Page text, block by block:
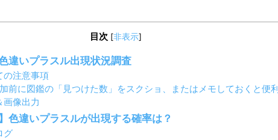
目次 [非表示]
違いプラスル出現状況調査
の注意事項
前に図鑑の「見つけた数」をスクショ、またはメモしておくと便利
画像出力
色違いプラスルが出現する確率は？
グ